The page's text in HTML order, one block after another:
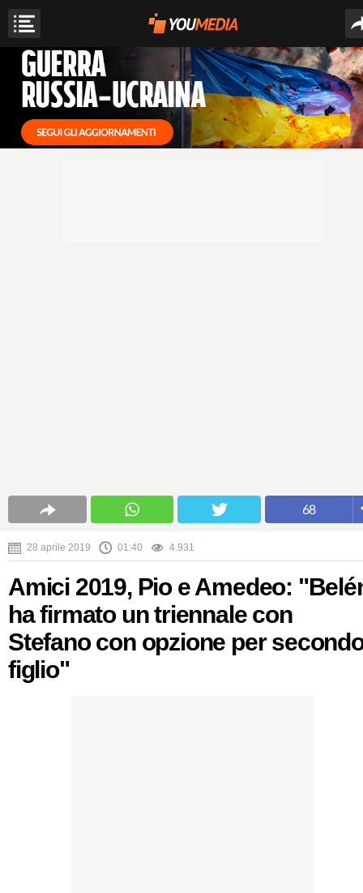
68
28 aprile 2019 01:40 4.931
Amici 2019, Pio e Amedeo:
ha firmato un triennale con
Stefano con opzione per
figlio"